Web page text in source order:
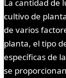
La cantidad de
cultivo de
de varios
planta, el tipo
específicas de
se